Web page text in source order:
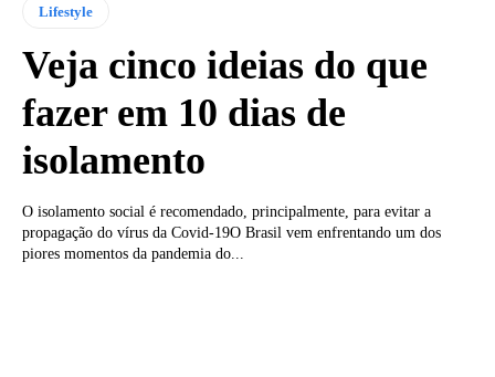
Lifestyle
Veja cinco ideias do que
fazer em 10 dias de
isolamento
O isolamento social é recomendado, principalmente, para evitar a
propagação do vírus da Covid-19O Brasil vem enfrentando um dos
piores momentos da pandemia do...